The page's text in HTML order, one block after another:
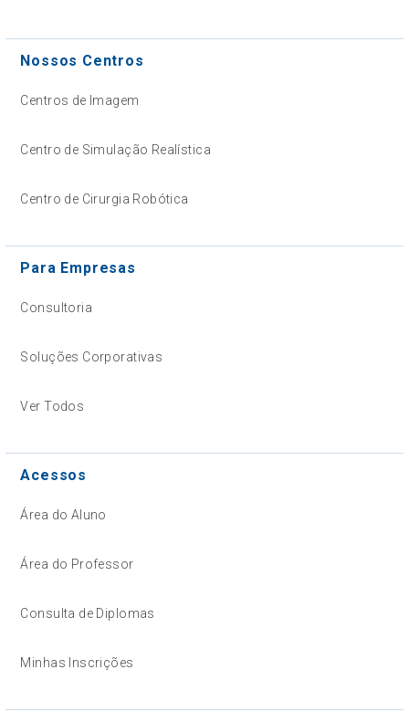
Nossos Centros
Centros de Imagem
Centro de Simulação Realística
Centro de Cirurgia Robótica
Para Empresas
Consultoria
Soluções Corporativas
Ver Todos
Acessos
Área do Aluno
Área do Professor
Consulta de Diplomas
Minhas Inscrições